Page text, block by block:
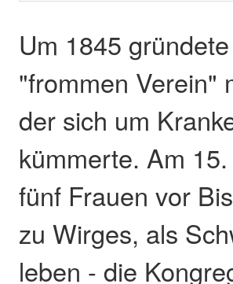
Um 1845
"frommen Verein"
der sich um
kümmerte. Am
fünf Frauen vor
zu Wirges, als
leben - die